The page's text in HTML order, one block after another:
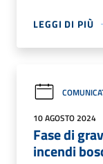
LEGGI DI PIÙ
10 AGOSTO 2024
Fase di
incendi